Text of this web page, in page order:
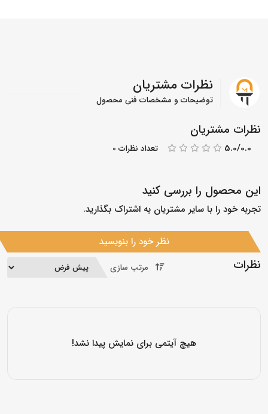
نظرات مشتریان
توضیحات و مشخصات فنی محصول
نظرات مشتریان
5.0/0.0 تعداد نظرات 0
این محصول را بررسی کنید
تجربه خود را با سایر مشتریان به اشتراک بگذارید.
نظر خود را بنویسید
نظرات مرتب سازی
هیچ آیتمی برای نمایش پیدا نشد!